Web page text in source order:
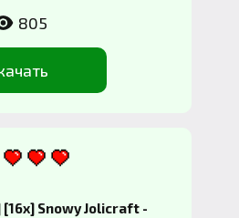
805
Snowy Jolicraft -